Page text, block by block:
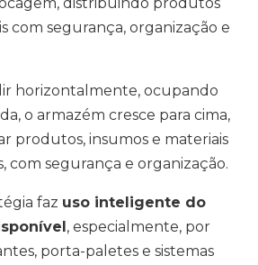
com segurança, organização e
horizontalmente, ocupando
o armazém cresce para cima,
produtos, insumos e materiais
com segurança e organização.
faz uso inteligente do
, especialmente, por
porta-paletes e sistemas